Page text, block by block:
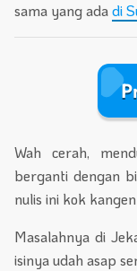
sama yang adadi
Wah cerah,
berganti dengan
nulis ini kok
Masalahnya di
isinya udah asap